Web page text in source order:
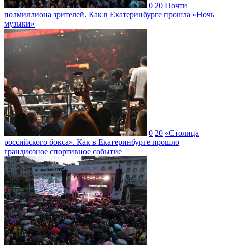
0 20 Почти
полмиллиона зрителей. Как в Екатеринбурге прошла «Ночь
музыки»
0 20 «Столица
российского бокса». Как в Екатеринбурге прошло
грандиозное спортивное событие